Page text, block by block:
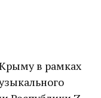
Крыму в рамках